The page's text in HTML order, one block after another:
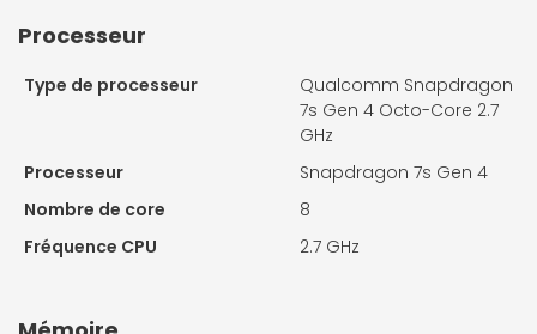
Processeur
Type de processeur
Qualcomm Snapdragon
7s Gen 4 Octo-Core 2.7
GHz
Processeur
Snapdragon 7s Gen 4
Nombre de core
8
Fréquence CPU
2.7 GHz